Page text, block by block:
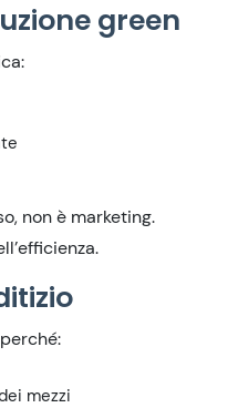
green
non è marketing.
mezzi